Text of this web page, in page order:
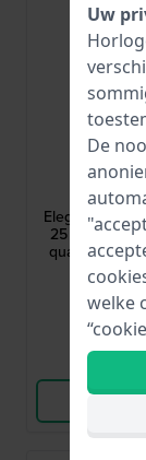
548845-
Elegance
25 mm
van echte
● Op
Bekijk
Uw
De
welke